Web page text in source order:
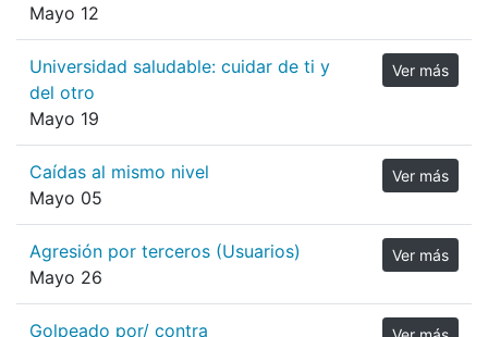
Mayo 12
Universidad saludable: cuidar de ti y
del otro
Mayo 19
Ver más
Caídas al mismo nivel
Mayo 05
Ver más
Agresión por terceros (Usuarios)
Mayo 26
Ver más
Golpeado por/ contra